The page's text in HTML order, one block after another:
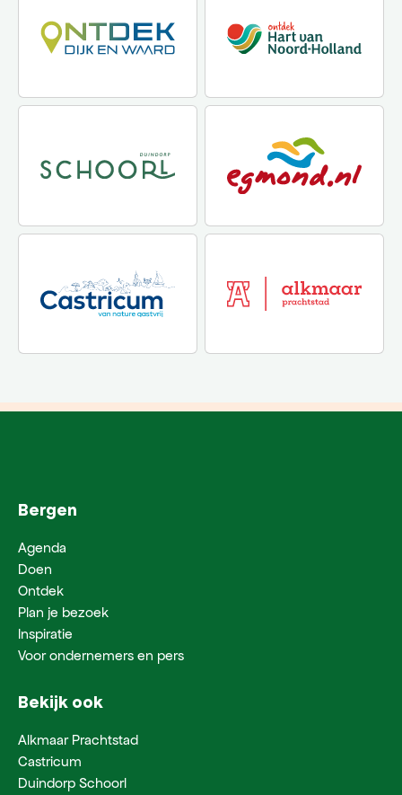
Bergen
Agenda
Doen
Ontdek
Plan je bezoek
Inspiratie
Voor ondernemers en pers
Bekijk ook
Alkmaar Prachtstad
Castricum
Duindorp Schoorl